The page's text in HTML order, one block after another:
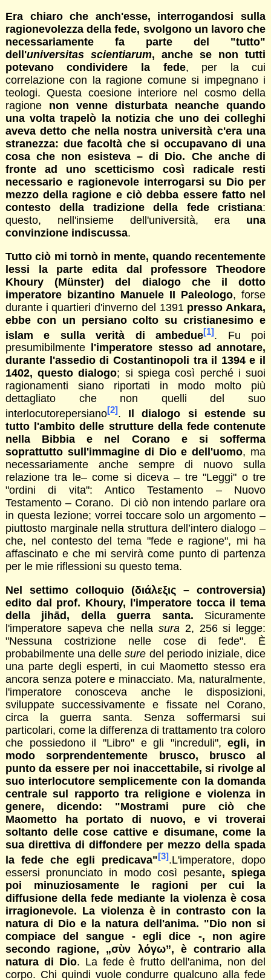
Era chiaro che anch'esse, interrogandosi sulla
ragionevolezza della fede, svolgono un lavoro che
necessariamente fa parte del "tutto"
dell'universitas scientiarum, anche se non tutti
potevano condividere la fede, per la cui
correlazione con la ragione comune si impegnano i
teologi. Questa coesione interiore nel cosmo della
ragione non venne disturbata neanche quando
una volta trapelò la notizia che uno dei colleghi
aveva detto che nella nostra università c'era una
stranezza: due facoltà che si occupavano di una
cosa che non esisteva – di Dio. Che anche di
fronte ad uno scetticismo così radicale resti
necessario e ragionevole interrogarsi su Dio per
mezzo della ragione e ciò debba essere fatto nel
contesto della tradizione della fede cristiana:
questo, nell'insieme dell'università, era una
convinzione indiscussa.
Tutto ciò mi tornò in mente, quando recentemente
lessi la parte edita dal professore Theodore
Khoury (Münster) del dialogo che il dotto
imperatore bizantino Manuele II Paleologo, forse
durante i quartieri d'inverno del 1391 presso Ankara,
ebbe con un persiano colto su cristianesimo e
islam e sulla verità di ambedue[1]. Fu poi
presumibilmente
l'imperatore stesso ad annotare,
durante l'assedio di Costantinopoli tra il 1394 e il
1402, questo dialogo; si spiega così perché i suoi
ragionamenti siano riportati in modo molto più
dettagliato che non quelli del suo
interlocutorepersiano[2]. Il dialogo si estende su
tutto l'ambito delle strutture della fede contenute
nella Bibbia e nel Corano e si sofferma
soprattutto sull'immagine di Dio e dell'uomo, ma
necessariamente anche sempre di nuovo sulla
relazione tra le– come si diceva – tre "Leggi" o tre
"ordini di vita": Antico Testamento – Nuovo
Testamento – Corano. Di ciò non intendo parlare ora
in questa lezione; vorrei toccare solo un argomento –
piuttosto marginale nella struttura dell’intero dialogo –
che, nel contesto del tema "fede e ragione", mi ha
affascinato e che mi servirà come punto di partenza
per le mie riflessioni su questo tema.
Nel settimo colloquio (διάλεξις – controversia)
edito dal prof. Khoury, l'imperatore tocca il tema
della jihād, della guerra santa. Sicuramente
l'imperatore sapeva che nella sura 2, 256 si legge:
"Nessuna costrizione nelle cose di fede". È
probabilmente una dellesure del periodo iniziale, dice
una parte degli esperti, in cui Maometto stesso era
ancora senza potere e minacciato. Ma, naturalmente,
l'imperatore conosceva anche le disposizioni,
sviluppate successivamente e fissate nel Corano,
circa la guerra santa. Senza soffermarsi sui
particolari, come la differenza di trattamento tra coloro
che possiedono il "Libro" e gli "increduli",egli, in
modo sorprendentemente brusco, brusco al
punto da essere per noi inaccettabile, si rivolge al
suo interlocutore semplicemente con la domanda
centrale sul rapporto tra religione e violenza in
genere, dicendo: "Mostrami pure ciò che
Maometto ha portato di nuovo, e vi troverai
soltanto delle cose cattive e disumane, come la
sua direttiva di diffondere per mezzo della spada
la fede che egli predicava"[3].L'imperatore, dopo
essersi pronunciato in modo così pesante, spiega
poi minuziosamente le ragioni per cui la
diffusione della fede mediante la violenza è cosa
irragionevole. La violenza è in contrasto con la
natura di Dio e la natura dell'anima. "Dio non si
compiace del sangue - egli dice -, non agire
secondo ragione, „σὺν λόγω”, è contrario alla
natura di Dio. La fede è frutto dell'anima, non del
corpo. Chi quindi vuole condurre qualcuno alla fede